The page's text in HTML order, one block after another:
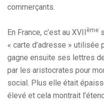
commerçants.
En France, c’est au XVII ème
« carte d’adresse » utilisée
gagne ensuite ses lettres
par les aristocrates pour
social. Plus elle était
élevé et cela montrait